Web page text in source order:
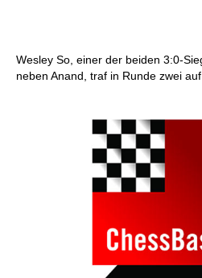
Wesley So, einer der beiden 3:0-
neben Anand, traf in Runde zwei